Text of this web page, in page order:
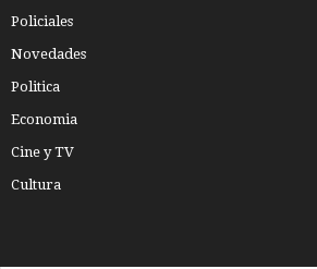
Policiales
Novedades
Politica
Economia
Cine y TV
Cultura